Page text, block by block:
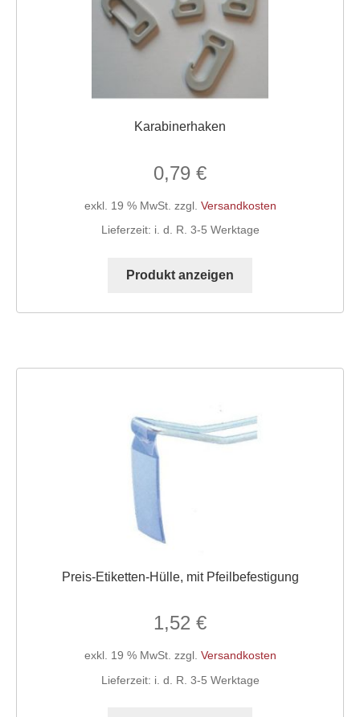
werden
Karabinerhaken
0,79 €
exkl. 19 % MwSt. zzgl. Versandkosten
Lieferzeit: i. d. R. 3-5 Werktage
Produkt anzeigen
Preis-Etiketten-Hülle, mit Pfeilbefestigung
1,52 €
exkl. 19 % MwSt. zzgl. Versandkosten
Lieferzeit: i. d. R. 3-5 Werktage